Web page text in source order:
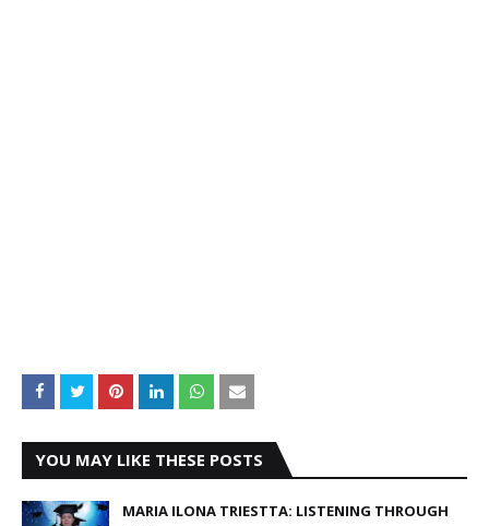
YOU MAY LIKE THESE POSTS
MARIA ILONA TRIESTTA: LISTENING THROUGH